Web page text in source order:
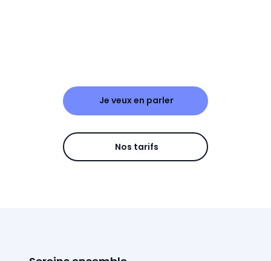
Je veux en parler
Nos tarifs